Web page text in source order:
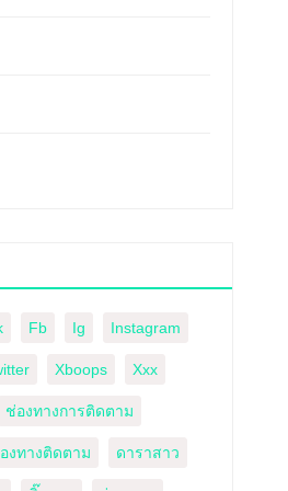
Fb Ig Instagram
Xboops Xxx
ช่องทางการติดตาม
งทางติดตาม ดาราสาว